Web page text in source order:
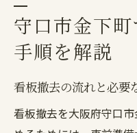
看板撤去費用を左
看板撤去費用
高所作業や特
店舗テント撤
守口市金下
手順を解説
看板撤去の流れと必要
看板撤去を大阪府守口